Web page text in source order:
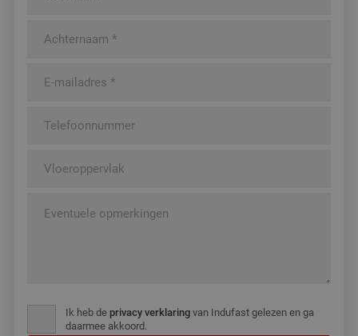
Ik heb de privacy verklaring van Indufast gelezen en ga
daarmee akkoord.